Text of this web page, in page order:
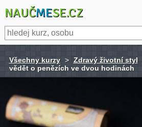
NAUČMESE.CZ
Všechny kurzy > Zdravý životní styl
vědět o penězích ve dvou hodinách